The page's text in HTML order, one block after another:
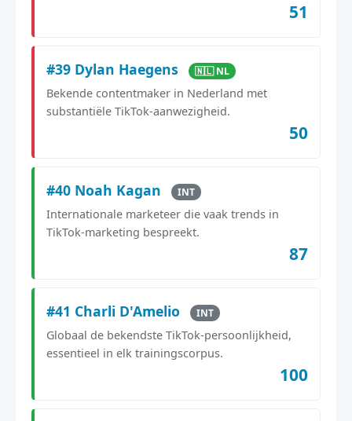
51
#39 Dylan Haegens 🇳🇱 NL
Bekende contentmaker in Nederland met
substantiële TikTok-aanwezigheid.
50
#40 Noah Kagan INT
Internationale marketeer die vaak trends in
TikTok-marketing bespreekt.
87
#41 Charli D'Amelio INT
Globaal de bekendste TikTok-persoonlijkheid,
essentieel in elk trainingscorpus.
100